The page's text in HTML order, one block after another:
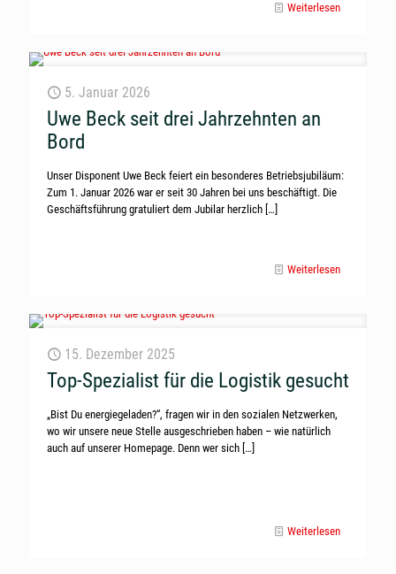
Weiterlesen
5. Januar 2026
Uwe Beck seit drei Jahrzehnten an
Bord
Unser Disponent Uwe Beck feiert ein besonderes Betriebsjubiläum:
Zum 1. Januar 2026 war er seit 30 Jahren bei uns beschäftigt. Die
Geschäftsführung gratuliert dem Jubilar herzlich […]
Weiterlesen
15. Dezember 2025
Top-Spezialist für die Logistik gesucht
„Bist Du energiegeladen?“, fragen wir in den sozialen Netzwerken,
wo wir unsere neue Stelle ausgeschrieben haben – wie natürlich
auch auf unserer Homepage. Denn wer sich […]
Weiterlesen